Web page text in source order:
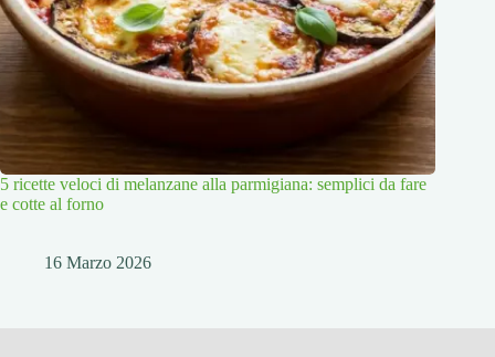
5 ricette veloci di melanzane alla parmigiana: semplici da fare
e cotte al forno
16 Marzo 2026